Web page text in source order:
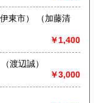
ません。
方は、事前にご連
269-4117
加藤清
￥1,400
富士郡今井村渡辺家の古文書 （静岡） （渡辺誠）
￥3,000